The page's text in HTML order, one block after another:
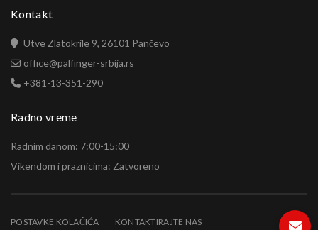
Kontakt
Utve Zlatokrile 9, 26101 Pančevo
office@palfinger-srbija.rs
+381-13-351-290
Radno vreme
Radnim danom: 7:00-15:00
Vikendom i praznicima: Zatvoreno
POSTAVKE KOLAČIĆA KONTAKTIRAJTE NAS